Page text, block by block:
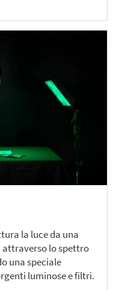
la luce da una
attraverso lo spettro
una speciale
luminose e filtri.